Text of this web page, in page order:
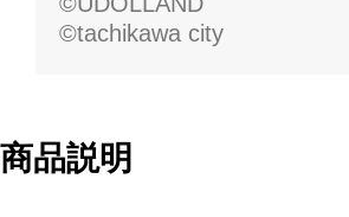
©tachikawa city
商品説明